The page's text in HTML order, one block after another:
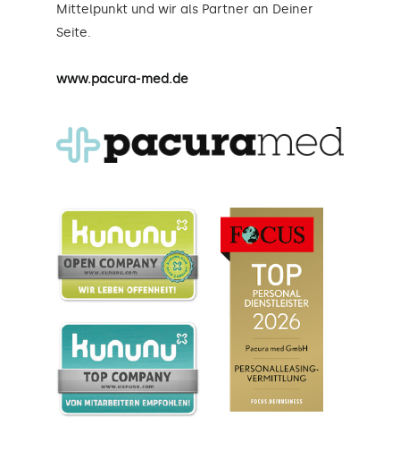
Mittelpunkt und wir als Partner an Deiner
Seite.
www.pacura-med.de